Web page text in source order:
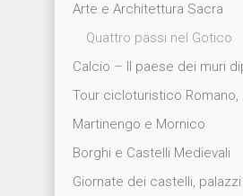
Arte e Architettura Sacra
Quattro passi nel Gotico
Calcio – Il paese dei muri
Tour cicloturistico Romano,
Martinengo e Mornico
Borghi e Castelli Medievali
Giornate dei castelli,